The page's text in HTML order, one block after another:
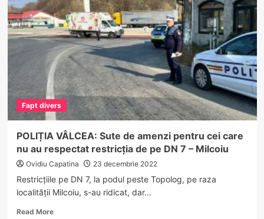
pediatrică
–
viroze,
înființate
în
Vâlcea.
Vezi
unde
sunt!
Fapt divers
POLIȚIA VÂLCEA: Sute de amenzi pentru cei care
nu au respectat restricția de pe DN 7 – Milcoiu
Ovidiu Capatina 23 decembrie 2022
Restricțiile pe DN 7, la podul peste Topolog, pe raza
localității Milcoiu, s-au ridicat, dar...
Read MoreRead